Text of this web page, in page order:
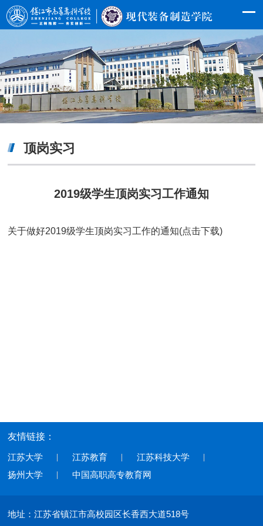
顶岗实习
2019级学生顶岗实习工作通知
关于做好2019级学生顶岗实习工作的通知(点击下载)
友情链接：
江苏大学 江苏教育
江苏科技大学
扬州大学
中国高职高专教育网
地址：江苏省镇江市高校园区长香西大道518号